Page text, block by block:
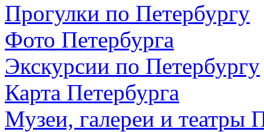
Прогулки по Петербургу
Фото Петербурга
Экскурсии по Петербургу
Карта Петербурга
Музеи, галереи и театры